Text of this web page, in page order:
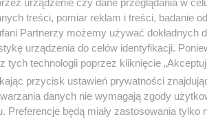
treści, pomiar reklam i treści, badanie
Partnerzy możemy używać dokładnych
urządzenia do celów identyfikacji.
tych technologii poprzez kliknięcie
przycisk ustawień prywatności
danych nie wymagają zgody
Preferencje będą miały zastosowania tylko